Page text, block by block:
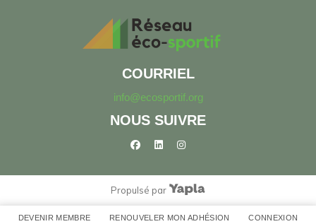
DEVENIR MEMBRE RENOUVELER MON ADHÉSION CONNEXION
COURRIEL
info@ecosportif.org
NOUS SUIVRE
facebooklinkedininstagram
Propulsé par